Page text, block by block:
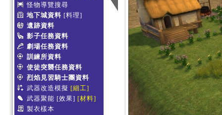
怪物導覽搜尋
地下城資料 [料理]
遺跡資料
影子任務資料
劇場任務資料
訓練所資料
使徒突襲任務資料
烈焰見習騎士團資料
武器改造模擬 [細工]
武器聚能 [效果] [材料]
製衣樣本